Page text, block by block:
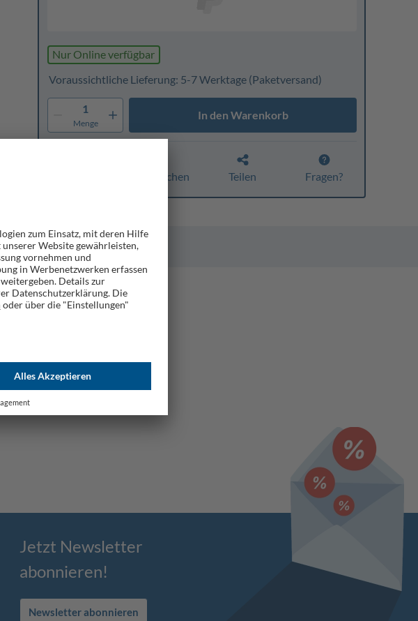
Nur Online verfügbar
Voraussichtliche Lieferung: 5-7 Werktage(Paketversand)
1
Menge
In den Warenkorb
Vergleichen Teilen Fragen?
Jetzt Newsletter
abonnieren!
Newsletter abonnieren